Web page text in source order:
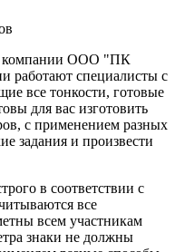
компании ООО "ПК
работают специалисты с
все тонкости, готовые
для вас изготовить
с применением разных
задания и произвести
в соответствии с
все
всем участникам
знаки не должны